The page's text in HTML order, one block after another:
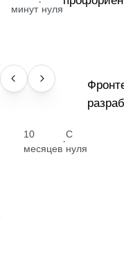
минут нуля
ПРОФЕССИЯ
10
месяцев
·
С
нуля